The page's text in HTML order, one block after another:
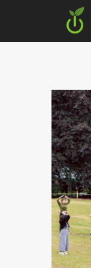
content